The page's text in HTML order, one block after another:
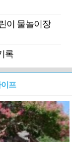
이 물놀이장
록
프